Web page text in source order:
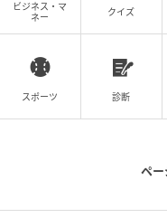
ビジネス・マ
ネー
クイズ
スポーツ 診断
ペー